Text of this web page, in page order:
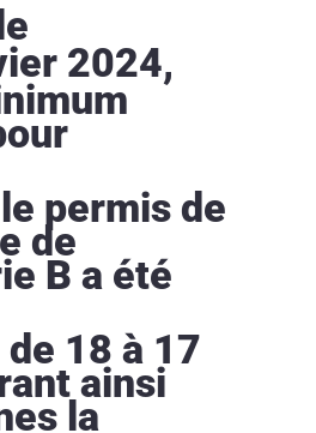
2024,
permis de
de
B a été
18 à 17
ainsi
la